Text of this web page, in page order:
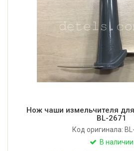
Нож чаши измельчителя
BL-2671
Код оригинала:
В наличии